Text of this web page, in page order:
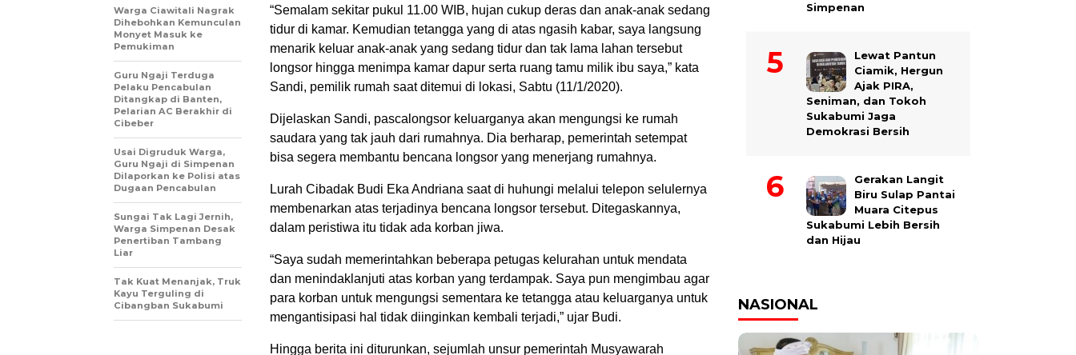
“Semalam sekitar pukul 11.00 WIB, hujan cukup deras dan anak-anak sedang
tidur di kamar. Kemudian tetangga yang di atas ngasih kabar, saya langsung
menarik keluar anak-anak yang sedang tidur dan tak lama lahan tersebut
longsor hingga menimpa kamar dapur serta ruang tamu milik ibu saya,” kata
Sandi, pemilik rumah saat ditemui di lokasi, Sabtu (11/1/2020).
Dijelaskan Sandi, pascalongsor keluarganya akan mengungsi ke rumah
saudara yang tak jauh dari rumahnya. Dia berharap, pemerintah setempat
bisa segera membantu bencana longsor yang menerjang rumahnya.
Lurah Cibadak Budi Eka Andriana saat di huhungi melalui telepon selulernya
membenarkan atas terjadinya bencana longsor tersebut. Ditegaskannya,
dalam peristiwa itu tidak ada korban jiwa.
“Saya sudah memerintahkan beberapa petugas kelurahan untuk mendata
dan menindaklanjuti atas korban yang terdampak. Saya pun mengimbau agar
para korban untuk mengungsi sementara ke tetangga atau keluarganya untuk
mengantisipasi hal tidak diinginkan kembali terjadi,” ujar Budi.
Hingga berita ini diturunkan, sejumlah unsur pemerintah Musyawarah
Warga Ciawitali Nagrak
Dihebohkan Kemunculan
Monyet Masuk ke
Pemukiman
Guru Ngaji Terduga
Pelaku Pencabulan
Ditangkap di Banten,
Pelarian AC Berakhir di
Cibeber
Usai Digruduk Warga,
Guru Ngaji di Simpenan
Dilaporkan ke Polisi atas
Dugaan Pencabulan
Sungai Tak Lagi Jernih,
Warga Simpenan Desak
Penertiban Tambang
Liar
Tak Kuat Menanjak, Truk
Kayu Terguling di
Cibangban Sukabumi
Simpenan
Lewat Pantun
Ciamik, Hergun
Ajak PIRA,
Seniman, dan Tokoh
Sukabumi Jaga
Demokrasi Bersih
Gerakan Langit
Biru Sulap Pantai
Muara Citepus
Sukabumi Lebih Bersih
dan Hijau
NASIONAL